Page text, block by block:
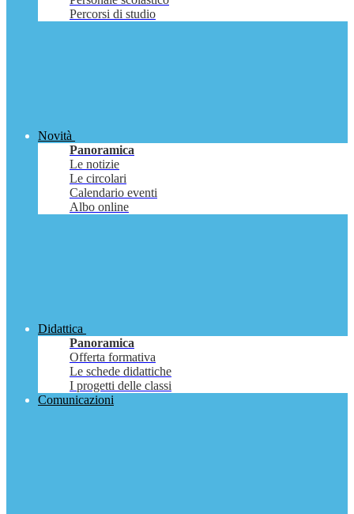
Percorsi di studio
Novità
Panoramica
Le notizie
Le circolari
Calendario eventi
Albo online
Didattica
Panoramica
Offerta formativa
Le schede didattiche
I progetti delle classi
Comunicazioni